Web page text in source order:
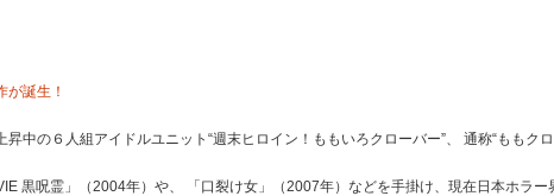
が誕生！
中の６人組アイドルユニット“週末ヒロイン！ももいろクローバー”、 通称“ももク
黒呪霊」（2004年）や、 「口裂け女」（2007年）などを手掛け、現在日本ホラ